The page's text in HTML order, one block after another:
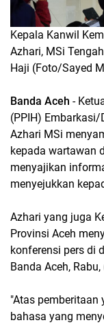
Kepala Kanwil
Azhari, MSi
Haji (Foto/Sayed
Banda Aceh -
(PPIH) Embarkasi/
Azhari MSi
kepada wartawan
menyajikan
menyejukkan
Azhari yang juga
Provinsi Aceh
konferensi pers di
Banda Aceh,
"Atas pemberitaan
bahasa yang